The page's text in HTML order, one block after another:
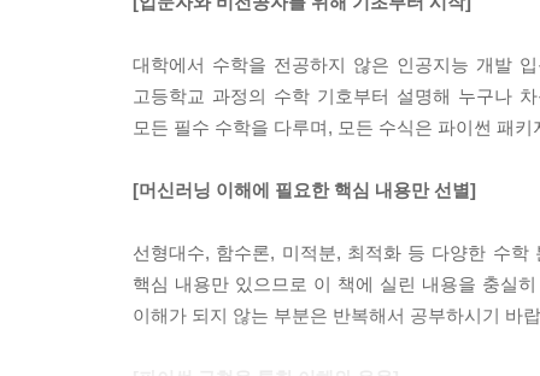
대학에서 수학을 전공하지 않은 인공지능 개발
고등학교 과정의 수학 기호부터 설명해 누구나
모든 필수 수학을 다루며, 모든 수식은 파이썬 패
[머신러닝 이해에 필요한 핵심 내용만 선별]
선형대수, 함수론, 미적분, 최적화 등 다양한 수
핵심 내용만 있으므로 이 책에 실린 내용을 충실
이해가 되지 않는 부분은 반복해서 공부하시기 바